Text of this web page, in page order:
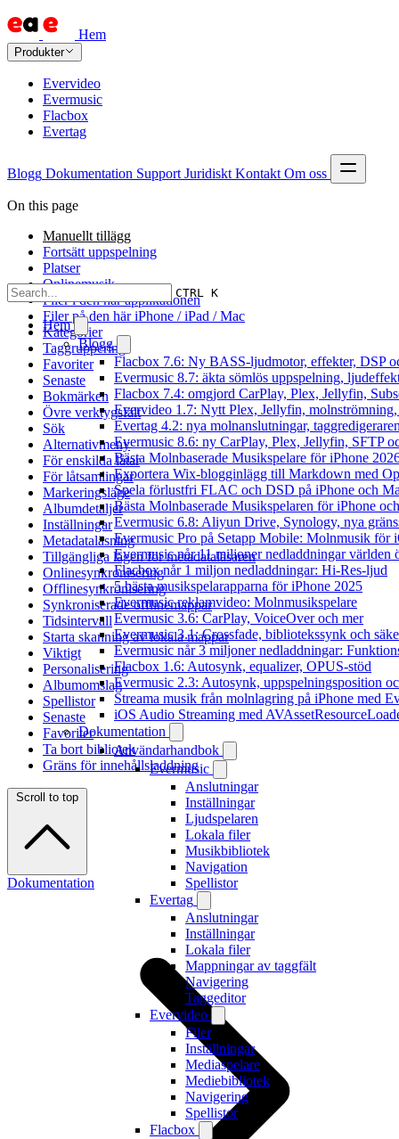
Hem
Produkter
Evervideo
Evermusic
Flacbox
Evertag
Blogg Dokumentation Support Juridiskt Kontakt Om oss
CTRL K
Hem
Blogg
Flacbox 7.6: Ny BASS-ljudmotor, effekter, DSP
Evermusic 8.7: äkta sömlös uppspelning,
Flacbox 7.4: omgjord CarPlay, Plex, Jellyfin,
Evervideo 1.7: Nytt Plex, Jellyfin, molnströmning,
Evertag 4.2: nya molnanslutningar,
Evermusic 8.6: ny CarPlay, Plex, Jellyfin, SFTP
Bästa Molnbaserade Musikspelare för iPhone
Exportera Wix-blogginlägg till Markdown med
Spela förlustfri FLAC och DSD på iPhone och
Bästa Molnbaserade Musikspelaren för iPhone
Evermusic 6.8: Aliyun Drive, Synology, nya
Evermusic Pro på Setapp Mobile: Molnmusik för
Evermusic når 11 miljoner nedladdningar världen
Flacbox når 1 miljon nedladdningar: Hi-Res-ljud
5 bästa musikspelarapparna för iPhone 2025
Evermusic reklamvideo: Molnmusikspelare
Evermusic 3.6: CarPlay, VoiceOver och mer
Evermusic 3.1: Crossfade, bibliotekssynk och
Evermusic når 3 miljoner nedladdningar:
Flacbox 1.6: Autosynk, equalizer, OPUS-stöd
Evermusic 2.3: Autosynk, uppspelningsposition
Streama musik från molnlagring på iPhone med
iOS Audio Streaming med
Dokumentation
Användarhandbok
Evermusic
Anslutningar
Inställningar
Ljudspelaren
Lokala filer
Musikbibliotek
Navigation
Spellistor
Evertag
Anslutningar
Inställningar
Lokala filer
Mappningar av taggfält
Navigering
Taggeditor
Evervideo
Filer
Inställningar
Mediaspelare
Mediebibliotek
Navigering
Spellistor
Flacbox
On this page
Manuellt tillägg
Fortsätt uppspelning
Platser
Onlinemusik
Filer i den här applikationen
Filer på den här iPhone / iPad / Mac
Kategorier
Taggruppering
Favoriter
Senaste
Bokmärken
Övre verktygsfält
Sök
Alternativmeny
För enskilda låtar
För låtsamlingar
Markeringsläge
Albumdetaljer
Inställningar
Metadataläsning
Tillgängliga lägen för metadataläsaren
Onlinesynkronisering
Offlinesynkronisering
Synkroniserade offlinemappar
Tidsintervall
Starta skanning av lokala mappar
Viktigt
Personalisering
Albumomslag
Spellistor
Senaste
Favoriter
Ta bort bibliotek
Gräns för innehållsladdning
Scroll to top
Dokumentation